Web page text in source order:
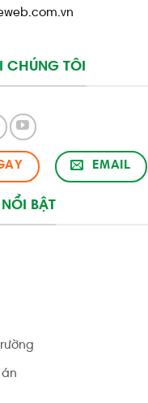
CHÚNG TÔI
EMAIL
BẬT
án